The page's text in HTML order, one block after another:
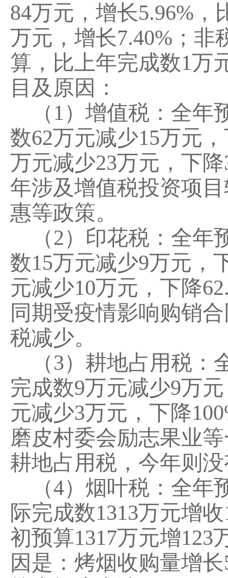
84万元，增长5.96%
万元，增长7.40% ；非
算 ，比上年完成数1万
目及原因：
（1）增值税：全年
数62万元减少15万元，
万元减少23万元， 下降
年涉及增值税投资项
惠等政策。
（2）印花税：全年
数15万元减少9万元，
元减少10万元， 下降
同期受疫情影响购销
税减少。
（3）耕地占用税：
完成数9万元减少9万
元减少3万元，下降100
磨皮村委会励志果业
耕地占用税 ， 今年则
（4）烟叶税：全年
际完成数1313万元增收
初预算1317万元增123
因是： 烤烟收购量增长